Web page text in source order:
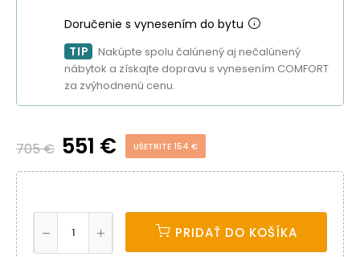
Doručenie s vynesením do bytu
TIP
Nakúpte spolu čalúnený aj nečalúnený
nábytok a získajte dopravu s vynesením COMFORT
za zvýhodnenú cenu.
705 € 551 € UŠETRITE 154 €
PRIDAŤ DO KOŠÍKA